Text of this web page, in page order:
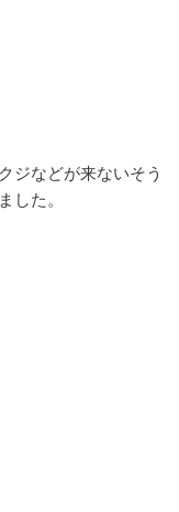
ジなどが来ないそう
た。